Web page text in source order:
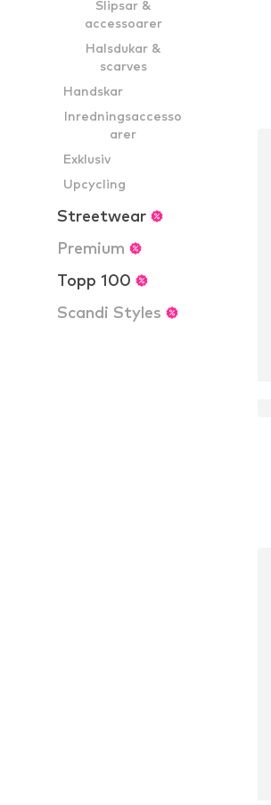
Slipsar &
accessoarer
Halsdukar &
scarves
Handskar
Inredningsaccesso
arer
Exklusiv
Upcycling
Streetwear
Premium
Topp 100
Scandi Styles